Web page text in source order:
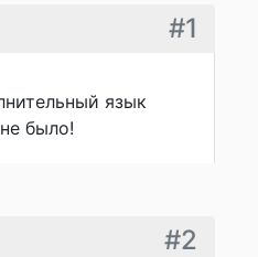
#1
язык
было!
#2